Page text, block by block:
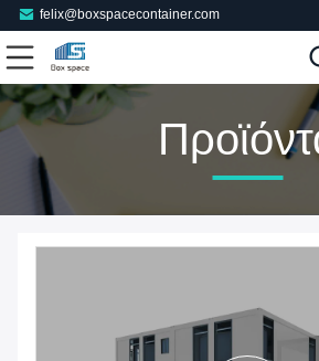
felix@boxspacecontainer.com